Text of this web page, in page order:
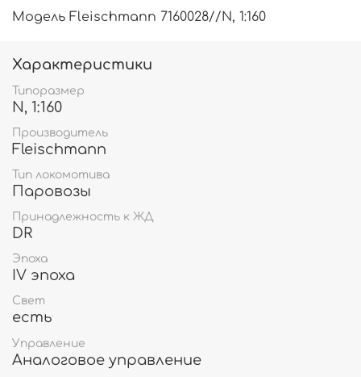
Модель Fleischmann 7160028//N, 1:160
Характеристики
Типоразмер
N, 1:160
Производитель
Fleischmann
Тип локомотива
Паровозы
Принадлежность к ЖД
DR
Эпоха
IV эпоха
Свет
есть
Управление
Аналоговое управление